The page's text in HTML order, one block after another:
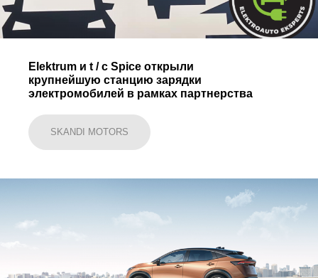
Elektrum и t / c Spice открыли
крупнейшую станцию ​​зарядки
электромобилей в рамках партнерства
SKANDI MOTORS